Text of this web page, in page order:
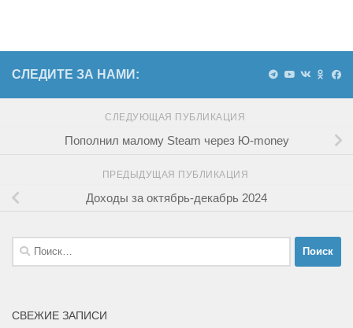
СЛЕДИТЕ ЗА НАМИ:
СЛЕДУЮЩАЯ ПУБЛИКАЦИЯ
Пополнил малому Steam через Ю-money
ПРЕДЫДУЩАЯ ПУБЛИКАЦИЯ
Доходы за октябрь-декабрь 2024
Найти:
СВЕЖИЕ ЗАПИСИ